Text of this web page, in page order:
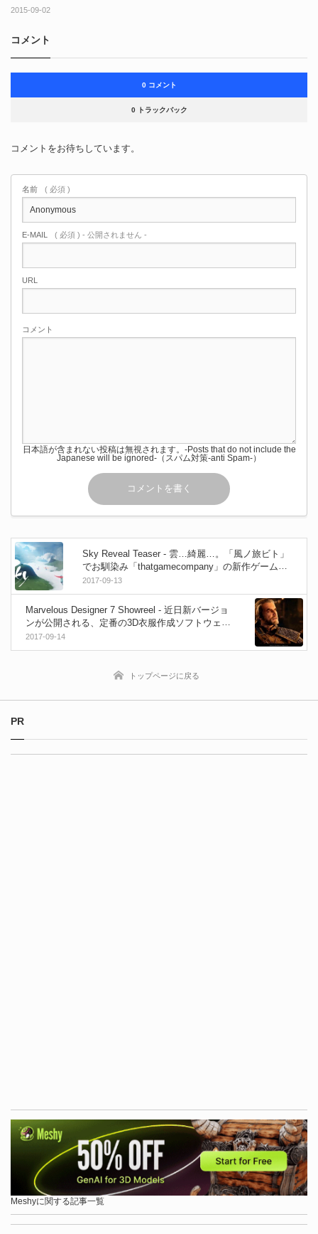
2015-09-02
コメント
0 コメント
0 トラックバック
コメントをお待ちしています。
名前 ( 必須 )
E-MAIL ( 必須 ) - 公開されません -
URL
コメント
日本語が含まれない投稿は無視されます。-Posts that do not include the
Japanese will be ignored-（スパム対策-anti Spam-）
Sky Reveal Teaser - 雲…綺麗…。「風ノ旅ビト」
でお馴染み「thatgamecompany」の新作ゲームが
Appleの新製品と共に発表！
2017-09-13
Marvelous Designer 7 Showreel - 近日新バージョ
ンが公開される、定番の3D衣服作成ソフトウェア
最新リール！
2017-09-14
トップページに戻る
PR
Meshyに関する記事一覧